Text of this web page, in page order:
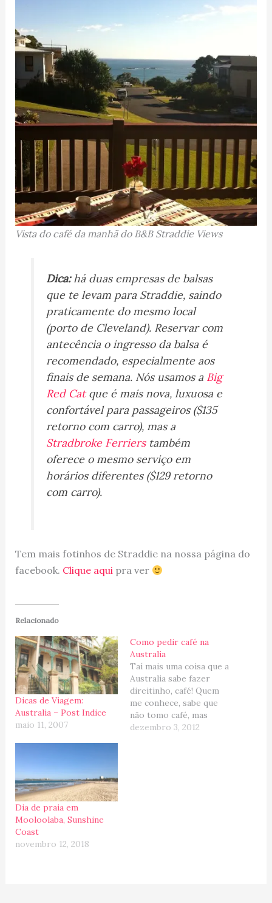
Vista do café da manhã do B&B Straddie Views
Dica:há duas empresas de balsas
que te levam para Straddie, saindo
praticamente do mesmo local
(porto de Cleveland). Reservar com
antecência o ingresso da balsa é
recomendado, especialmente aos
finais de semana. Nós usamos a Big
Red Catque é mais nova, luxuosa e
confortável para passageiros ($135
retorno com carro), mas a
Stradbroke Ferrierstambém
oferece o mesmo serviço em
horários diferentes ($129 retorno
com carro).
Tem mais fotinhos de Straddie na nossa página do
facebook. Clique aquipra ver
Relacionado
Dicas de Viagem:
Australia – Post Indice
maio 11, 2007
Como pedir café na
Australia
Taí mais uma coisa que a
Australia sabe fazer
direitinho, café! Quem
me conhece, sabe que
não tomo café, mas
minha segunda metade é
dezembro 3, 2012
Dia de praia em
Mooloolaba, Sunshine
Coast
novembro 12, 2018